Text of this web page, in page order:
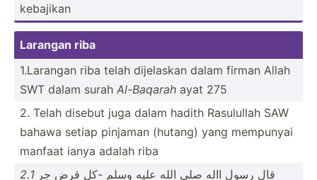
kebajikan
Larangan riba
1.Larangan riba telah dijelaskan dalam firman Allah
SWT dalam surah Al-Baqarah ayat 275
2. Telah disebut juga dalam hadith Rasulullah SAW
bahawa setiap pinjaman (hutang) yang mempunyai
manfaat ianya adalah riba
2.1قال رسول االه صلى الله عليه وسلم -كل قرض جر